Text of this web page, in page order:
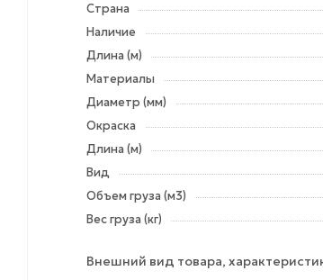
Страна
Наличие
Длина (м)
Материалы
Диаметр (мм)
Окраска
Длина (м)
Вид
Объем груза (м3)
Вес груза (кг)
Внешний вид товара,